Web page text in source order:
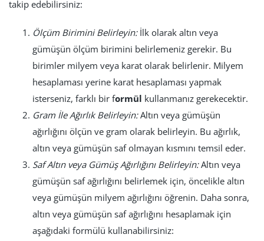
takip edebilirsiniz:
Ölçüm Birimini Belirleyin: İlk olarak altın veya
gümüşün ölçüm birimini belirlemeniz gerekir. Bu
birimler milyem veya karat olarak belirlenir. Milyem
hesaplaması yerine karat hesaplaması yapmak
isterseniz, farklı bir formül kullanmanız gerekecektir.
Gram İle Ağırlık Belirleyin: Altın veya gümüşün
ağırlığını ölçün ve gram olarak belirleyin. Bu ağırlık,
altın veya gümüşün saf olmayan kısmını temsil eder.
Saf Altın veya Gümüş Ağırlığını Belirleyin: Altın veya
gümüşün saf ağırlığını belirlemek için, öncelikle altın
veya gümüşün milyem ağırlığını öğrenin. Daha sonra,
altın veya gümüşün saf ağırlığını hesaplamak için
aşağıdaki formülü kullanabilirsiniz: